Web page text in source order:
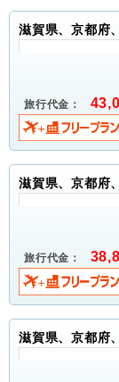
滋賀県、京都府
旅行代金：
滋賀県、京都府
旅行代金：
滋賀県、京都府